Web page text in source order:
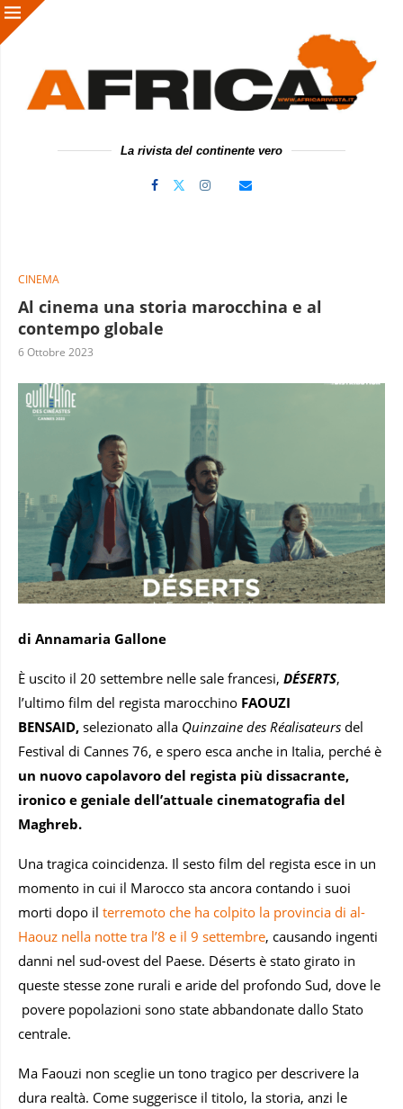
La rivista del continente vero
CINEMA
Al cinema una storia marocchina e al
contempo globale
6 Ottobre 2023
di Annamaria Gallone
È uscito il 20 settembre nelle sale francesi, DÉSERTS,
l’ultimo film del regista marocchino FAOUZI
BENSAID, selezionato alla Quinzaine des Réalisateurs del
Festival di Cannes 76, e spero esca anche in Italia, perché è
un nuovo capolavoro del regista più dissacrante,
ironico e geniale dell’attuale cinematografia del
Maghreb.
Una tragica coincidenza. Il sesto film del regista esce in un
momento in cui il Marocco sta ancora contando i suoi
morti dopo il terremoto che ha colpito la provincia di al-
Haouz nella notte tra l’8 e il 9 settembre, causando ingenti
danni nel sud-ovest del Paese. Déserts è stato girato in
queste stesse zone rurali e aride del profondo Sud, dove le
povere popolazioni sono state abbandonate dallo Stato
centrale.
Ma Faouzi non sceglie un tono tragico per descrivere la
dura realtà. Come suggerisce il titolo, la storia, anzi le